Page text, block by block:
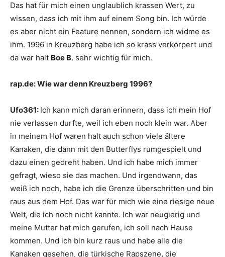
Das hat für mich einen unglaublich krassen Wert, zu
wissen, dass ich mit ihm auf einem Song bin. Ich würde
es aber nicht ein Feature nennen, sondern ich widme es
ihm. 1996 in Kreuzberg habe ich so krass verkörpert und
da war halt Boe B. sehr wichtig für mich.
rap.de:Wie war denn Kreuzberg 1996?
Ufo361: Ich kann mich daran erinnern, dass ich mein Hof
nie verlassen durfte, weil ich eben noch klein war. Aber
in meinem Hof waren halt auch schon viele ältere
Kanaken, die dann mit den Butterflys rumgespielt und
dazu einen gedreht haben. Und ich habe mich immer
gefragt, wieso sie das machen. Und irgendwann, das
weiß ich noch, habe ich die Grenze überschritten und bin
raus aus dem Hof. Das war für mich wie eine riesige neue
Welt, die ich noch nicht kannte. Ich war neugierig und
meine Mutter hat mich gerufen, ich soll nach Hause
kommen. Und ich bin kurz raus und habe alle die
Kanaken gesehen, die türkische Rapszene, die